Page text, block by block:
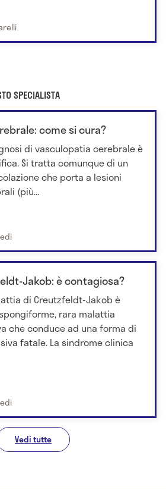
SPECIALISTA
come si cura?
di vasculopatia cerebrale è
Si tratta comunque di un
che porta a lesioni
(più...
Jakob: è contagiosa?
di Creutzfeldt-Jakob è
rara malattia
che conduce ad una forma di
fatale. La sindrome clinica
Vedi tutte